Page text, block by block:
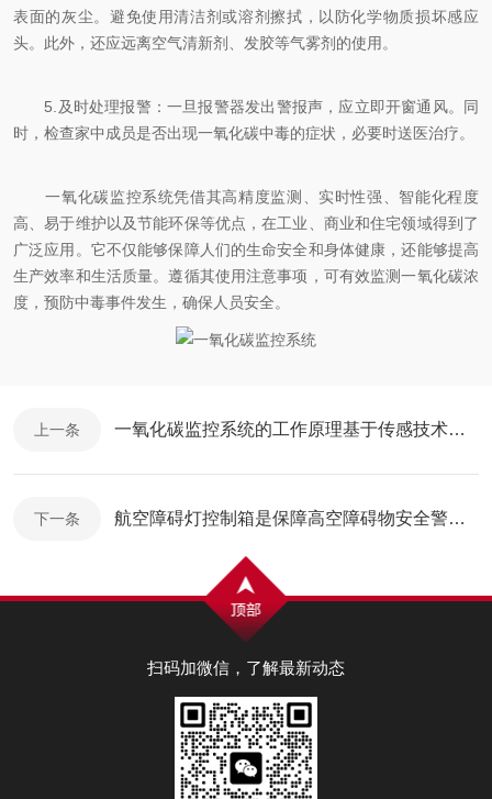
表面的灰尘。避免使用清洁剂或溶剂擦拭，以防化学物质损坏感应
头。此外，还应远离空气清新剂、发胶等气雾剂的使用。
5.及时处理报警：一旦报警器发出警报声，应立即开窗通风。同
时，检查家中成员是否出现一氧化碳中毒的症状，必要时送医治疗。
一氧化碳监控系统凭借其高精度监测、实时性强、智能化程度
高、易于维护以及节能环保等优点，在工业、商业和住宅领域得到了
广泛应用。它不仅能够保障人们的生命安全和身体健康，还能够提高
生产效率和生活质量。遵循其使用注意事项，可有效监测一氧化碳浓
度，预防中毒事件发生，确保人员安全。
上一条 一氧化碳监控系统的工作原理基于传感技术和信号处理技术
下一条 航空障碍灯控制箱是保障高空障碍物安全警示的重要设备
扫码加微信，了解最新动态